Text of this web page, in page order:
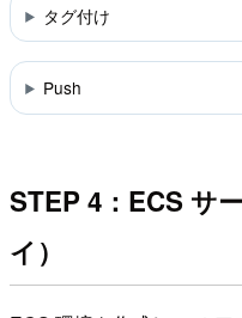
タグ付け
Push
STEP 4：ECS サ
イ）